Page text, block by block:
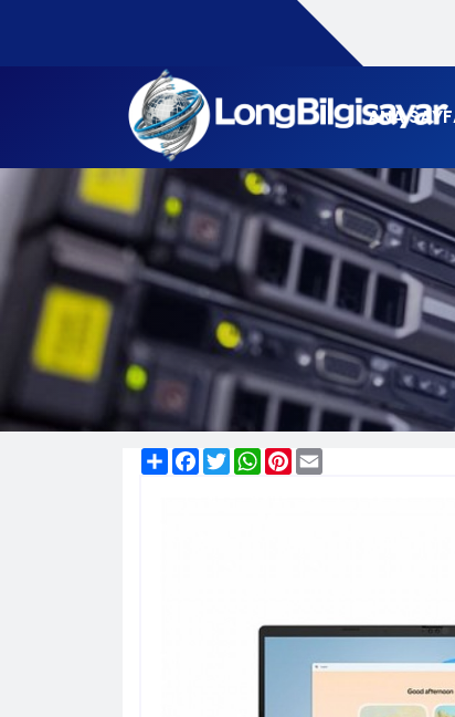
ANA
ShareFacebook
TwitterWhatsApp
Pinterest
Email